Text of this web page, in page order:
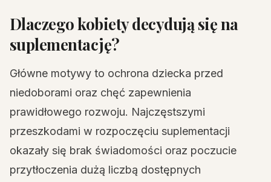
Dlaczego kobiety decydują się na
suplementację?
Główne motywy to ochrona dziecka przed
niedoborami oraz chęć zapewnienia
prawidłowego rozwoju. Najczęstszymi
przeszkodami w rozpoczęciu suplementacji
okazały się brak świadomości oraz poczucie
przytłoczenia dużą liczbą dostępnych